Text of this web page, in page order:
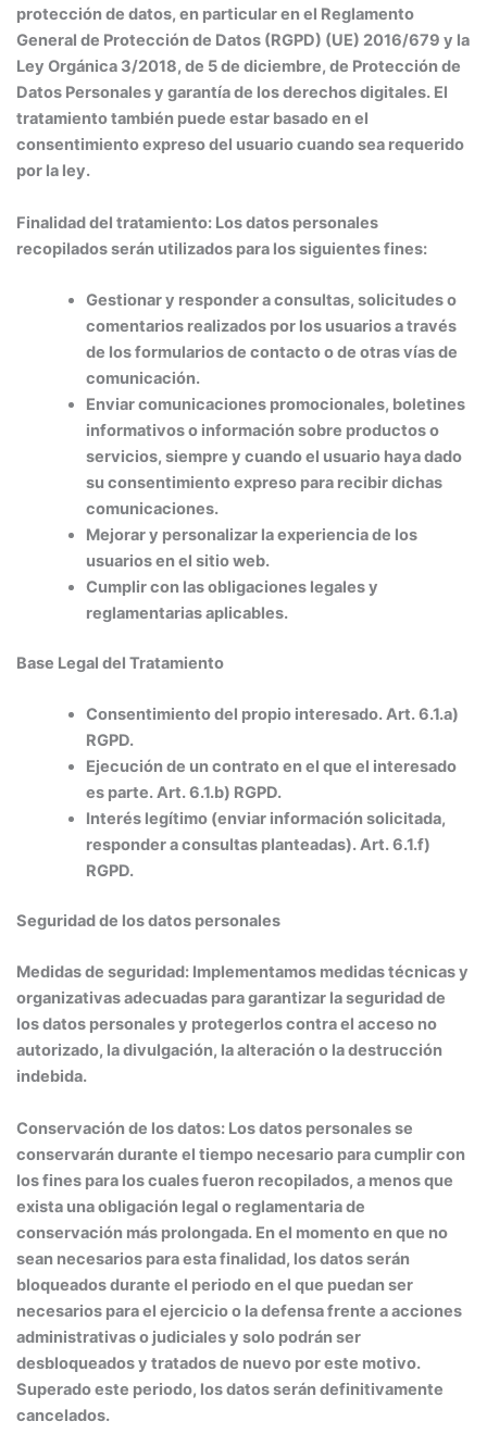
protección de datos, en particular en el Reglamento
General de Protección de Datos (RGPD) (UE) 2016/679 y la
Ley Orgánica 3/2018, de 5 de diciembre, de Protección de
Datos Personales y garantía de los derechos digitales. El
tratamiento también puede estar basado en el
consentimiento expreso del usuario cuando sea requerido
por la ley.
Finalidad del tratamiento: Los datos personales
recopilados serán utilizados para los siguientes fines:
Gestionar y responder a consultas, solicitudes o
comentarios realizados por los usuarios a través
de los formularios de contacto o de otras vías de
comunicación.
Enviar comunicaciones promocionales, boletines
informativos o información sobre productos o
servicios, siempre y cuando el usuario haya dado
su consentimiento expreso para recibir dichas
comunicaciones.
Mejorar y personalizar la experiencia de los
usuarios en el sitio web.
Cumplir con las obligaciones legales y
reglamentarias aplicables.
Base Legal del Tratamiento
Consentimiento del propio interesado. Art. 6.1.a)
RGPD.
Ejecución de un contrato en el que el interesado
es parte. Art. 6.1.b) RGPD.
Interés legítimo (enviar información solicitada,
responder a consultas planteadas). Art. 6.1.f)
RGPD.
Seguridad de los datos personales
Medidas de seguridad: Implementamos medidas técnicas y
organizativas adecuadas para garantizar la seguridad de
los datos personales y protegerlos contra el acceso no
autorizado, la divulgación, la alteración o la destrucción
indebida.
Conservación de los datos: Los datos personales se
conservarán durante el tiempo necesario para cumplir con
los fines para los cuales fueron recopilados, a menos que
exista una obligación legal o reglamentaria de
conservación más prolongada. En el momento en que no
sean necesarios para esta finalidad, los datos serán
bloqueados durante el periodo en el que puedan ser
necesarios para el ejercicio o la defensa frente a acciones
administrativas o judiciales y solo podrán ser
desbloqueados y tratados de nuevo por este motivo.
Superado este periodo, los datos serán definitivamente
cancelados.